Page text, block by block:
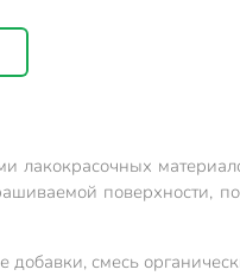
лакокрасочных
поверхности,
смесь